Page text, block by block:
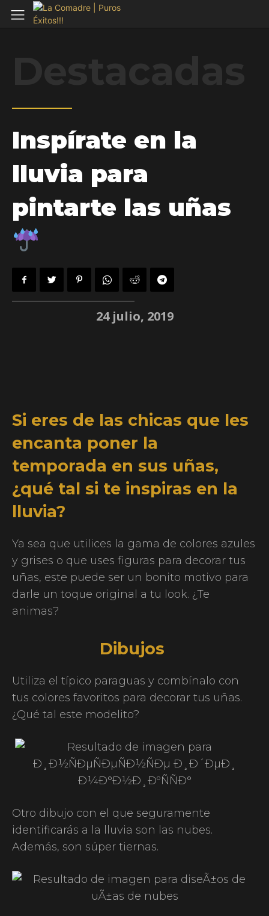
Inspírate en la
lluvia para
pintarte las uñas
24 julio, 2019
Si eres de las chicas que les
encanta poner la
temporada en sus uñas,
¿qué tal si te inspiras en la
lluvia?
Ya sea que utilices la gama de colores azules
y grises o que uses figuras para decorar tus
uñas, este puede ser un bonito motivo para
darle un toque original a tu look. ¿Te
animas?
Dibujos
Utiliza el típico paraguas y combínalo con
tus colores favoritos para decorar tus uñas.
¿Qué tal este modelito?
Otro dibujo con el que seguramente
identificarás a la lluvia son las nubes.
Además, son súper tiernas.